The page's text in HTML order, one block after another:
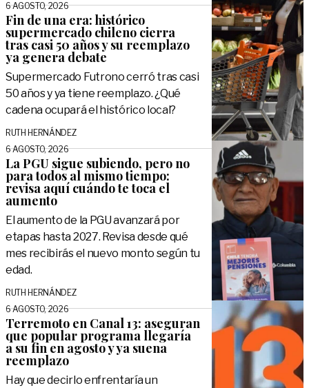
6 AGOSTO, 2026
Fin de una era: histórico
supermercado chileno cierra
tras casi 50 años y su reemplazo
ya genera debate
Supermercado Futrono cerró tras casi
50 años y ya tiene reemplazo. ¿Qué
cadena ocupará el histórico local?
RUTH HERNÁNDEZ
6 AGOSTO, 2026
La PGU sigue subiendo, pero no
para todos al mismo tiempo:
revisa aquí cuándo te toca el
aumento
El aumento de la PGU avanzará por
etapas hasta 2027. Revisa desde qué
mes recibirás el nuevo monto según tu
edad.
RUTH HERNÁNDEZ
6 AGOSTO, 2026
Terremoto en Canal 13: aseguran
que popular programa llegaría
a su fin en agosto y ya suena
reemplazo
Hay que decirlo enfrentaría un